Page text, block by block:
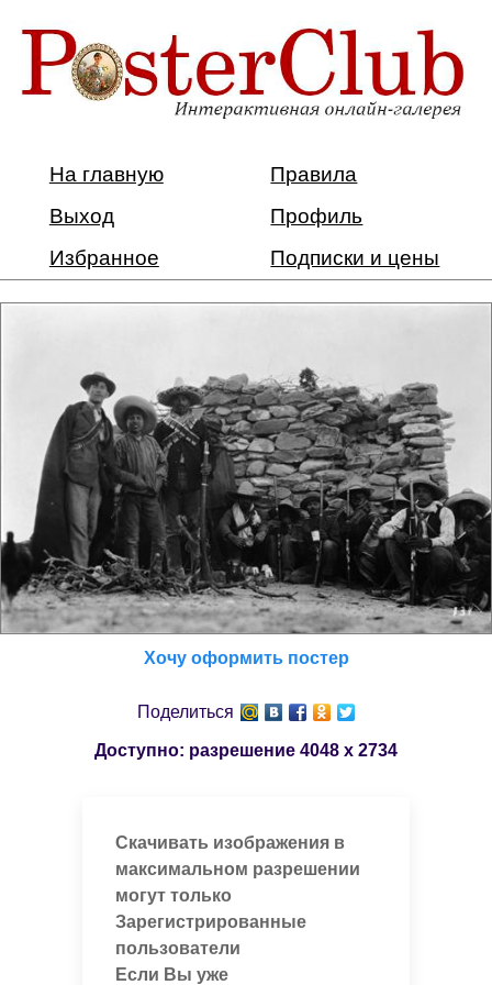
На главную
Правила
Выход
Профиль
Избранное
Подписки и цены
Хочу оформить постер
Поделиться
Доступно: разрешение 4048 x 2734
Скачивать изображения в
максимальном разрешении
могут только
Зарегистрированные
пользователи
Если Вы уже